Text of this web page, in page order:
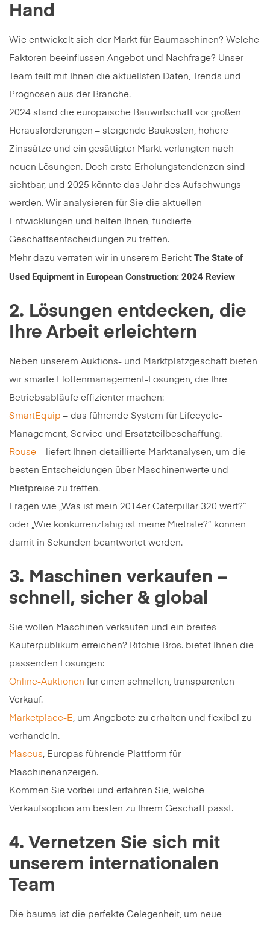
Hand
Wie entwickelt sich der Markt für Baumaschinen? Welche
Faktoren beeinflussen Angebot und Nachfrage? Unser
Team teilt mit Ihnen die aktuellsten Daten, Trends und
Prognosen aus der Branche.
2024 stand die europäische Bauwirtschaft vor großen
Herausforderungen – steigende Baukosten, höhere
Zinssätze und ein gesättigter Markt verlangten nach
neuen Lösungen. Doch erste Erholungstendenzen sind
sichtbar, und 2025 könnte das Jahr des Aufschwungs
werden. Wir analysieren für Sie die aktuellen
Entwicklungen und helfen Ihnen, fundierte
Geschäftsentscheidungen zu treffen.
Mehr dazu verraten wir in unserem Bericht The State of
Used Equipment in European Construction: 2024 Review
2. Lösungen entdecken, die
Ihre Arbeit erleichtern
Neben unserem Auktions- und Marktplatzgeschäft bieten
wir smarte Flottenmanagement-Lösungen, die Ihre
Betriebsabläufe effizienter machen:
SmartEquip – das führende System für Lifecycle-
Management, Service und Ersatzteilbeschaffung.
Rouse – liefert Ihnen detaillierte Marktanalysen, um die
besten Entscheidungen über Maschinenwerte und
Mietpreise zu treffen.
Fragen wie „Was ist mein 2014er Caterpillar 320 wert?“
oder „Wie konkurrenzfähig ist meine Mietrate?“ können
damit in Sekunden beantwortet werden.
3. Maschinen verkaufen –
schnell, sicher & global
Sie wollen Maschinen verkaufen und ein breites
Käuferpublikum erreichen? Ritchie Bros. bietet Ihnen die
passenden Lösungen:
Online-Auktionen für einen schnellen, transparenten
Verkauf.
Marketplace-E , um Angebote zu erhalten und flexibel zu
verhandeln.
Mascus , Europas führende Plattform für
Maschinenanzeigen.
Kommen Sie vorbei und erfahren Sie, welche
Verkaufsoption am besten zu Ihrem Geschäft passt.
4. Vernetzen Sie sich mit
unserem internationalen
Team
Die bauma ist die perfekte Gelegenheit, um neue